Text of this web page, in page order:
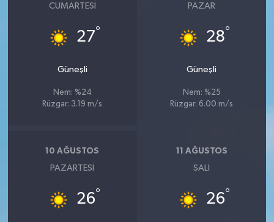
CUMARTESI
27°
Güneşli
Nem: %24
Rüzgar: 3.19 m/s
PAZAR
28°
Güneşli
Nem: %25
Rüzgar: 6.00 m/s
10 AĞUSTOS
PAZARTESI
26°
11 AĞUSTOS
SALI
26°